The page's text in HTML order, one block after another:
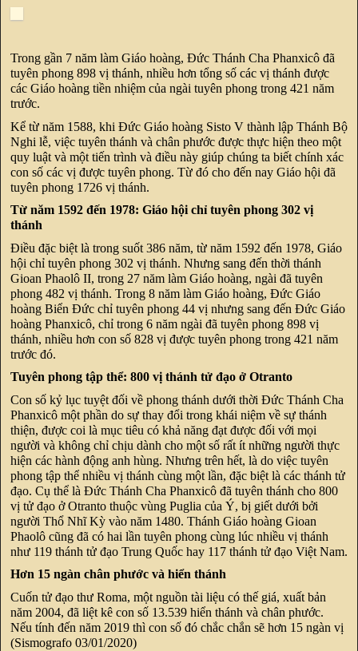
Trong gần 7 năm làm Giáo hoàng, Đức Thánh Cha Phanxicô đã
tuyên phong 898 vị thánh, nhiều hơn tổng số các vị thánh được
các Giáo hoàng tiền nhiệm của ngài tuyên phong trong 421 năm
trước.
Kể từ năm 1588, khi Đức Giáo hoàng Sisto V thành lập Thánh Bộ
Nghi lễ, việc tuyên thánh và chân phước được thực hiện theo một
quy luật và một tiến trình và điều này giúp chúng ta biết chính xác
con số các vị được tuyên phong. Từ đó cho đến nay Giáo hội đã
tuyên phong 1726 vị thánh.
Từ năm 1592 đến 1978: Giáo hội chỉ tuyên phong 302 vị
thánh
Điều đặc biệt là trong suốt 386 năm, từ năm 1592 đến 1978, Giáo
hội chỉ tuyên phong 302 vị thánh. Nhưng sang đến thời thánh
Gioan Phaolô II, trong 27 năm làm Giáo hoàng, ngài đã tuyên
phong 482 vị thánh. Trong 8 năm làm Giáo hoàng, Đức Giáo
hoàng Biển Đức chỉ tuyên phong 44 vị nhưng sang đến Đức Giáo
hoàng Phanxicô, chỉ trong 6 năm ngài đã tuyên phong 898 vị
thánh, nhiều hơn con số 828 vị được tuyên phong trong 421 năm
trước đó.
Tuyên phong tập thể: 800 vị thánh tử đạo ở Otranto
Con số kỷ lục tuyệt đối về phong thánh dưới thời Đức Thánh Cha
Phanxicô một phần do sự thay đổi trong khái niệm về sự thánh
thiện, được coi là mục tiêu có khả năng đạt được đối với mọi
người và không chỉ chịu dành cho một số rất ít những người thực
hiện các hành động anh hùng. Nhưng trên hết, là do việc tuyên
phong tập thể nhiều vị thánh cùng một lần, đặc biệt là các thánh tử
đạo. Cụ thể là Đức Thánh Cha Phanxicô đã tuyên thánh cho 800
vị tử đạo ở Otranto thuộc vùng Puglia của Ý, bị giết dưới bởi
người Thổ Nhĩ Kỳ vào năm 1480. Thánh Giáo hoàng Gioan
Phaolô cũng đã có hai lần tuyên phong cùng lúc nhiều vị thánh
như 119 thánh tử đạo Trung Quốc hay 117 thánh tử đạo Việt Nam.
Hơn 15 ngàn chân phước và hiển thánh
Cuốn tử đạo thư Roma, một nguồn tài liệu có thế giá, xuất bản
năm 2004, đã liệt kê con số 13.539 hiển thánh và chân phước.
Nếu tính đến năm 2019 thì con số đó chắc chắn sẽ hơn 15 ngàn vị
(Sismografo 03/01/2020)